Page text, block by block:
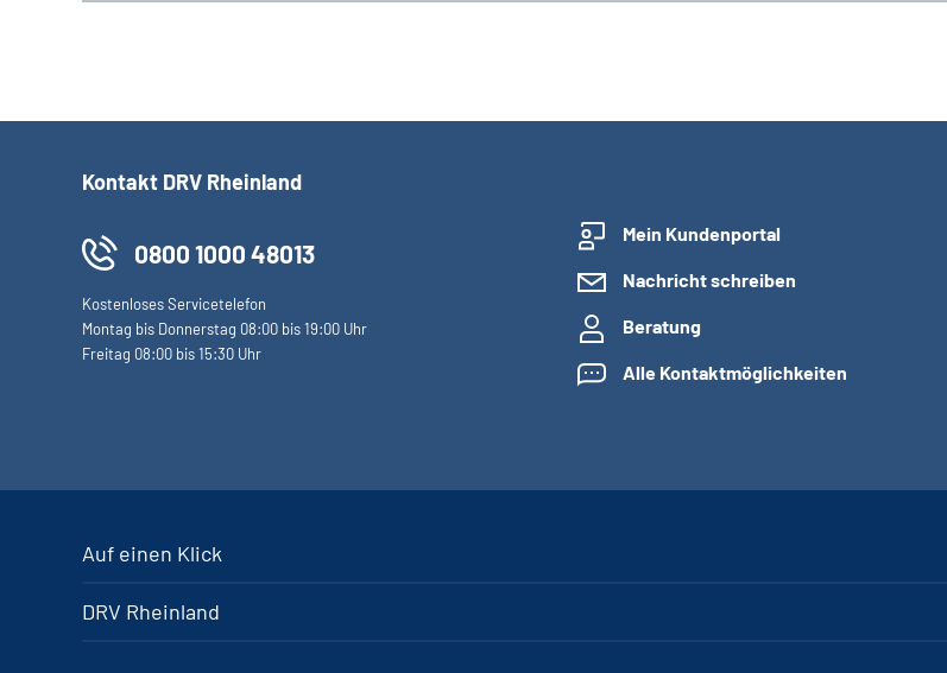
Kontakt DRV Rheinland
0800 1000 48013
Kostenloses Servicetelefon
Montag bis Donnerstag 08:00 bis 19:00 Uhr
Freitag 08:00 bis 15:30 Uhr
Mein Kundenportal
Nachricht schreiben
Beratung
Alle Kontaktmöglichkeiten
Auf einen Klick
DRV Rheinland